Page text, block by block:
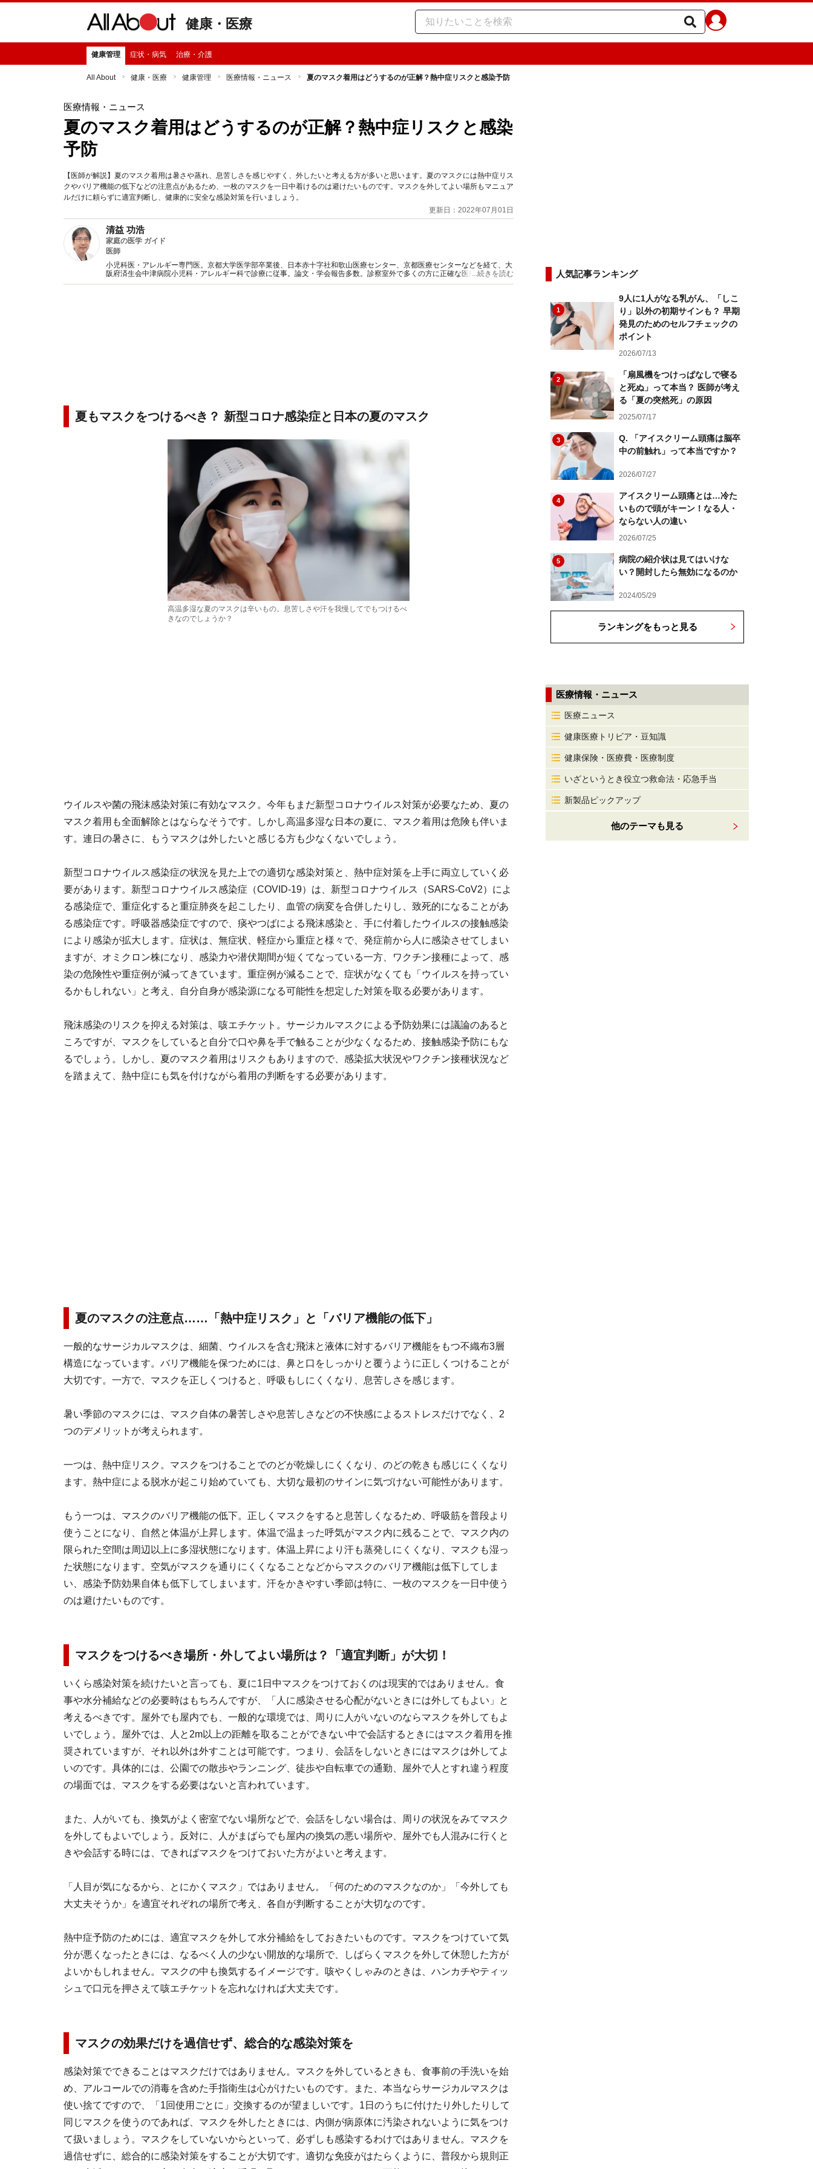
健康・医療
健康管理 症状・病気 治療・介護
All About 健康・医療 健康管理 医療情報・ニュース 夏のマスク着用はどうするのが正解？熱中症リスクと感染予防
医療情報・ニュース
夏のマスク着用はどうするのが正解？熱中症リスクと感染
予防
【医師が解説】夏のマスク着用は暑さや蒸れ、息苦しさを感じやすく、外したいと考える方が多いと思います。夏のマスクには熱中症リス
クやバリア機能の低下などの注意点があるため、一枚のマスクを一日中着けるのは避けたいものです。マスクを外してよい場所もマニュア
ルだけに頼らずに適宜判断し、健康的に安全な感染対策を行いましょう。
更新日：2022年07月01日
清益 功浩
家庭の医学 ガイド
医師
小児科医・アレルギー専門医。京都大学医学部卒業後、日本赤十字社和歌山医療センター、京都医療センターなどを経て、大
阪府済生会中津病院小児科・アレルギー科で診療に従事。論文・学会報告多数。診察室外で多くの方に正確な医療情報を届け
たいと、インターネットやテレビ、書籍などでも数多くの情報発信を行っている。
...続きを読む
夏もマスクをつけるべき？ 新型コロナ感染症と日本の夏のマスク
高温多湿な夏のマスクは辛いもの。息苦しさや汗を我慢してでもつけるべ
きなのでしょうか？
ウイルスや菌の飛沫感染対策に有効なマスク。今年もまだ新型コロナウイルス対策が必要なため、夏の
マスク着用も全面解除とはならなそうです。しかし高温多湿な日本の夏に、マスク着用は危険も伴いま
す。連日の暑さに、もうマスクは外したいと感じる方も少なくないでしょう。
新型コロナウイルス感染症の状況を見た上での適切な感染対策と、熱中症対策を上手に両立していく必
要があります。新型コロナウイルス感染症（COVID-19）は、新型コロナウイルス（SARS-CoV2）によ
る感染症で、重症化すると重症肺炎を起こしたり、血管の病変を合併したりし、致死的になることがあ
る感染症です。呼吸器感染症ですので、痰やつばによる飛沫感染と、手に付着したウイルスの接触感染
により感染が拡大します。症状は、無症状、軽症から重症と様々で、発症前から人に感染させてしまい
ますが、オミクロン株になり、感染力や潜伏期間が短くてなっている一方、ワクチン接種によって、感
染の危険性や重症例が減ってきています。重症例が減ることで、症状がなくても「ウイルスを持ってい
るかもしれない」と考え、自分自身が感染源になる可能性を想定した対策を取る必要があります。
飛沫感染のリスクを抑える対策は、咳エチケット。サージカルマスクによる予防効果には議論のあると
ころですが、マスクをしていると自分で口や鼻を手で触ることが少なくなるため、接触感染予防にもな
るでしょう。しかし、夏のマスク着用はリスクもありますので、感染拡大状況やワクチン接種状況など
を踏まえて、熱中症にも気を付けながら着用の判断をする必要があります。
夏のマスクの注意点……「熱中症リスク」と「バリア機能の低下」
一般的なサージカルマスクは、細菌、ウイルスを含む飛沫と液体に対するバリア機能をもつ不織布3層
構造になっています。バリア機能を保つためには、鼻と口をしっかりと覆うように正しくつけることが
大切です。一方で、マスクを正しくつけると、呼吸もしにくくなり、息苦しさを感じます。
暑い季節のマスクには、マスク自体の暑苦しさや息苦しさなどの不快感によるストレスだけでなく、2
つのデメリットが考えられます。
一つは、熱中症リスク。マスクをつけることでのどが乾燥しにくくなり、のどの乾きも感じにくくなり
ます。熱中症による脱水が起こり始めていても、大切な最初のサインに気づけない可能性があります。
もう一つは、マスクのバリア機能の低下。正しくマスクをすると息苦しくなるため、呼吸筋を普段より
使うことになり、自然と体温が上昇します。体温で温まった呼気がマスク内に残ることで、マスク内の
限られた空間は周辺以上に多湿状態になります。体温上昇により汗も蒸発しにくくなり、マスクも湿っ
た状態になります。空気がマスクを通りにくくなることなどからマスクのバリア機能は低下してしま
い、感染予防効果自体も低下してしまいます。汗をかきやすい季節は特に、一枚のマスクを一日中使う
のは避けたいものです。
マスクをつけるべき場所・外してよい場所は？「適宜判断」が大切！
いくら感染対策を続けたいと言っても、夏に1日中マスクをつけておくのは現実的ではありません。食
事や水分補給などの必要時はもちろんですが、「人に感染させる心配がないときには外してもよい」と
考えるべきです。屋外でも屋内でも、一般的な環境では、周りに人がいないのならマスクを外してもよ
いでしょう。屋外では、人と2m以上の距離を取ることができない中で会話するときにはマスク着用を推
奨されていますが、それ以外は外すことは可能です。つまり、会話をしないときにはマスクは外してよ
いのです。具体的には、公園での散歩やランニング、徒歩や自転車での通勤、屋外で人とすれ違う程度
の場面では、マスクをする必要はないと言われています。
また、人がいても、換気がよく密室でない場所などで、会話をしない場合は、周りの状況をみてマスク
を外してもよいでしょう。反対に、人がまばらでも屋内の換気の悪い場所や、屋外でも人混みに行くと
きや会話する時には、できればマスクをつけておいた方がよいと考えます。
「人目が気になるから、とにかくマスク」ではありません。「何のためのマスクなのか」「今外しても
大丈夫そうか」を適宜それぞれの場所で考え、各自が判断することが大切なのです。
熱中症予防のためには、適宜マスクを外して水分補給をしておきたいものです。マスクをつけていて気
分が悪くなったときには、なるべく人の少ない開放的な場所で、しばらくマスクを外して休憩した方が
よいかもしれません。マスクの中も換気するイメージです。咳やくしゃみのときは、ハンカチやティッ
シュで口元を押さえて咳エチケットを忘れなければ大丈夫です。
マスクの効果だけを過信せず、総合的な感染対策を
感染対策でできることはマスクだけではありません。マスクを外しているときも、食事前の手洗いを始
め、アルコールでの消毒を含めた手指衛生は心がけたいものです。また、本当ならサージカルマスクは
使い捨てですので、「1回使用ごとに」交換するのが望ましいです。1日のうちに付けたり外したりして
同じマスクを使うのであれば、マスクを外したときには、内側が病原体に汚染されないように気をつけ
て扱いましょう。マスクをしていないからといって、必ずしも感染するわけではありません。マスクを
過信せずに、総合的に感染対策をすることが大切です。適切な免疫がはたらくように、普段から規則正
人気記事ランキング
1
9人に1人がなる乳がん、「しこ
り」以外の初期サインも？ 早期
発見のためのセルフチェックの
ポイント
2026/07/13
2
「扇風機をつけっぱなしで寝る
と死ぬ」って本当？ 医師が考え
る「夏の突然死」の原因
2025/07/17
3
Q. 「アイスクリーム頭痛は脳卒
中の前触れ」って本当ですか？
2026/07/27
4
アイスクリーム頭痛とは…冷た
いもので頭がキーン！なる人・
ならない人の違い
2026/07/25
5
病院の紹介状は見てはいけな
い？開封したら無効になるのか
2024/05/29
ランキングをもっと見る
医療情報・ニュース
医療ニュース
健康医療トリビア・豆知識
健康保険・医療費・医療制度
いざというとき役立つ救命法・応急手当
新製品ピックアップ
他のテーマも見る